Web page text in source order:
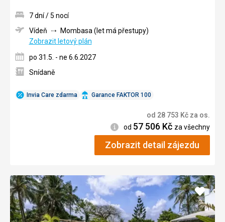
Invia Care zdarma Garance FAKTOR 100
7 dní / 5 nocí
Vídeň
Mombasa (let má přestupy)
Zobrazit letový plán
po 31.5. - ne 6.6.2027
Snídaně
od 28 753 Kč za os.
Informace
od 57 506 Kč za všechny
Zobrazit detail zájezdu
Přidat
do